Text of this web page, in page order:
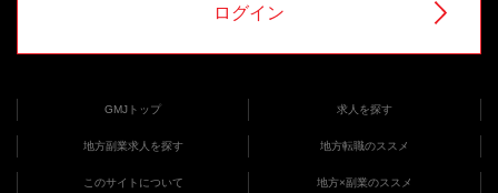
ログイン
GMJトップ 求人を探す
地方副業求人を探す 地方転職のススメ
このサイトについて 地方×副業のススメ